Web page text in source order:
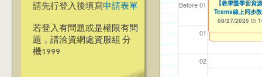
請先行登入後填寫申請表單
若登入有問題或是權限有問
題，請洽資網處資服組 分
機1999
Before 01
01
02
【資網處】
整合系統～表單
03/27/2013 to
我愛銘傳我愛養
校區)
09/02/2019 to
【財務處】工讀
11/12/2021to
07/31/2027
【財
11/
114
04/
114
02/
114
03/
【學
07/
【人智系】銘傳
08/24/2025to
【教學暨學習
Teams線上同步
08/27/2025 to